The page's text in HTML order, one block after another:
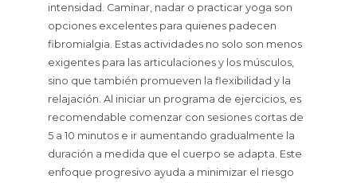
intensidad. Caminar, nadar o practicar yoga son
opciones excelentes para quienes padecen
fibromialgia. Estas actividades no solo son menos
exigentes para las articulaciones y los músculos,
sino que también promueven la flexibilidad y la
relajación. Al iniciar un programa de ejercicios, es
recomendable comenzar con sesiones cortas de
5 a 10 minutos e ir aumentando gradualmente la
duración a medida que el cuerpo se adapta. Este
enfoque progresivo ayuda a minimizar el riesgo